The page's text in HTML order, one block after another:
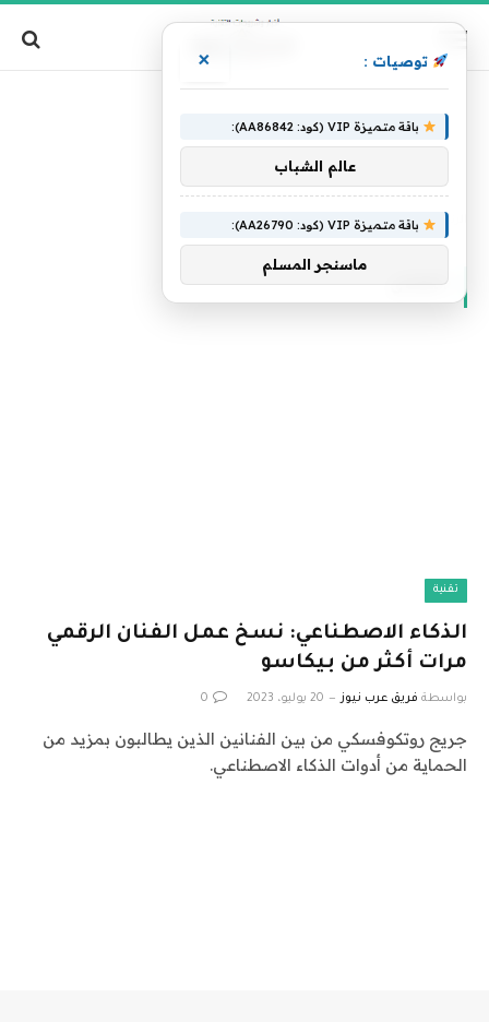
الرئيسية »الفنان
الفنان
تقنية
الذكاء الاصطناعي: نسخ عمل الفنان الرقمي
مرات أكثر من بيكاسو
بواسطة فريق عرب نيوز 20 يوليو، 2023 0
جريج روتكوفسكي من بين الفنانين الذين يطالبون بمزيد من
الحماية من أدوات الذكاء الاصطناعي.
توصيات : ×
باقة متميزة VIP (كود: AA86842):
عالم الشباب
باقة متميزة VIP (كود: AA26790):
ماسنجر المسلم